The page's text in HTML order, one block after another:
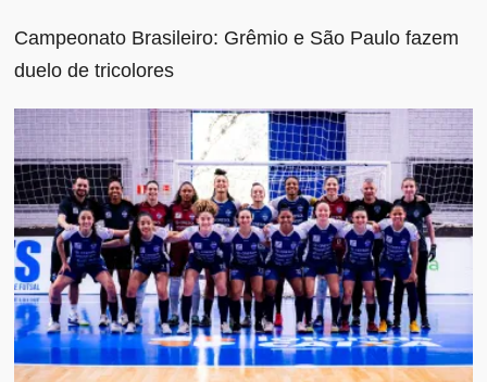
Campeonato Brasileiro: Grêmio e São Paulo fazem
duelo de tricolores